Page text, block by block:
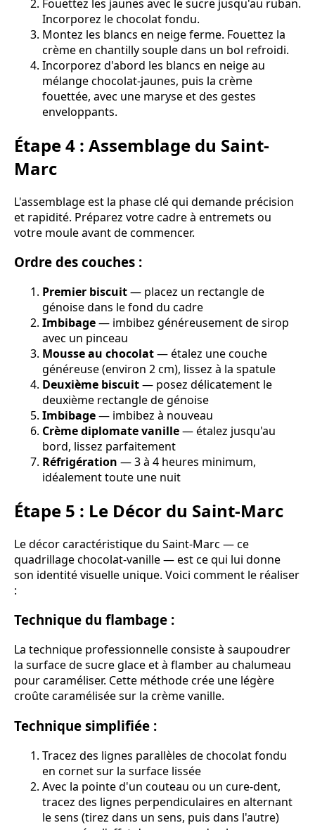
Fouettez les jaunes avec le sucre jusqu'au ruban.
Incorporez le chocolat fondu.
Montez les blancs en neige ferme. Fouettez la
crème en chantilly souple dans un bol refroidi.
Incorporez d'abord les blancs en neige au
mélange chocolat-jaunes, puis la crème
fouettée, avec une maryse et des gestes
enveloppants.
Étape 4 : Assemblage du Saint-
Marc
L'assemblage est la phase clé qui demande précision
et rapidité. Préparez votre cadre à entremets ou
votre moule avant de commencer.
Ordre des couches :
Premier biscuit— placez un rectangle de
génoise dans le fond du cadre
Imbibage— imbibez généreusement de sirop
avec un pinceau
Mousse au chocolat— étalez une couche
généreuse (environ 2 cm), lissez à la spatule
Deuxième biscuit— posez délicatement le
deuxième rectangle de génoise
Imbibage— imbibez à nouveau
Crème diplomate vanille— étalez jusqu'au
bord, lissez parfaitement
Réfrigération — 3 à 4 heures minimum,
idéalement toute une nuit
Étape 5 : Le Décor du Saint-Marc
Le décor caractéristique du Saint-Marc — ce
quadrillage chocolat-vanille — est ce qui lui donne
son identité visuelle unique. Voici comment le réaliser
:
Technique du flambage :
La technique professionnelle consiste à saupoudrer
la surface de sucre glace et à flamber au chalumeau
pour caraméliser. Cette méthode crée une légère
croûte caramélisée sur la crème vanille.
Technique simplifiée :
Tracez des lignes parallèles de chocolat fondu
en cornet sur la surface lissée
Avec la pointe d'un couteau ou un cure-dent,
tracez des lignes perpendiculaires en alternant
le sens (tirez dans un sens, puis dans l'autre)